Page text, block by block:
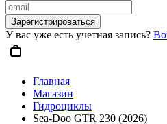
Зарегистрироваться
У вас уже есть учетная запись?
Главная
Магазин
Гидроциклы
Sea-Doo GTR 230 (2026)